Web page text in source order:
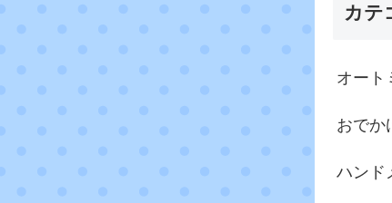
カテ
オート
おでか
ハンド